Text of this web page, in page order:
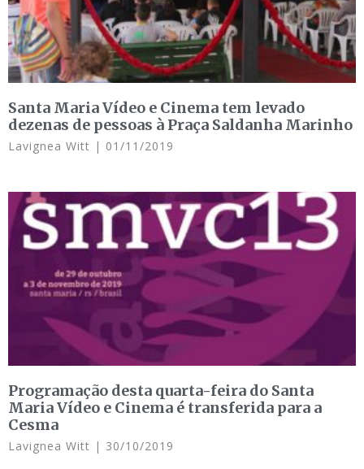
Santa Maria Vídeo e Cinema tem levado
dezenas de pessoas à Praça Saldanha Marinho
Lavignea Witt 01/11/2019
Programação desta quarta-feira do Santa
Maria Vídeo e Cinema é transferida para a
Cesma
Lavignea Witt 30/10/2019